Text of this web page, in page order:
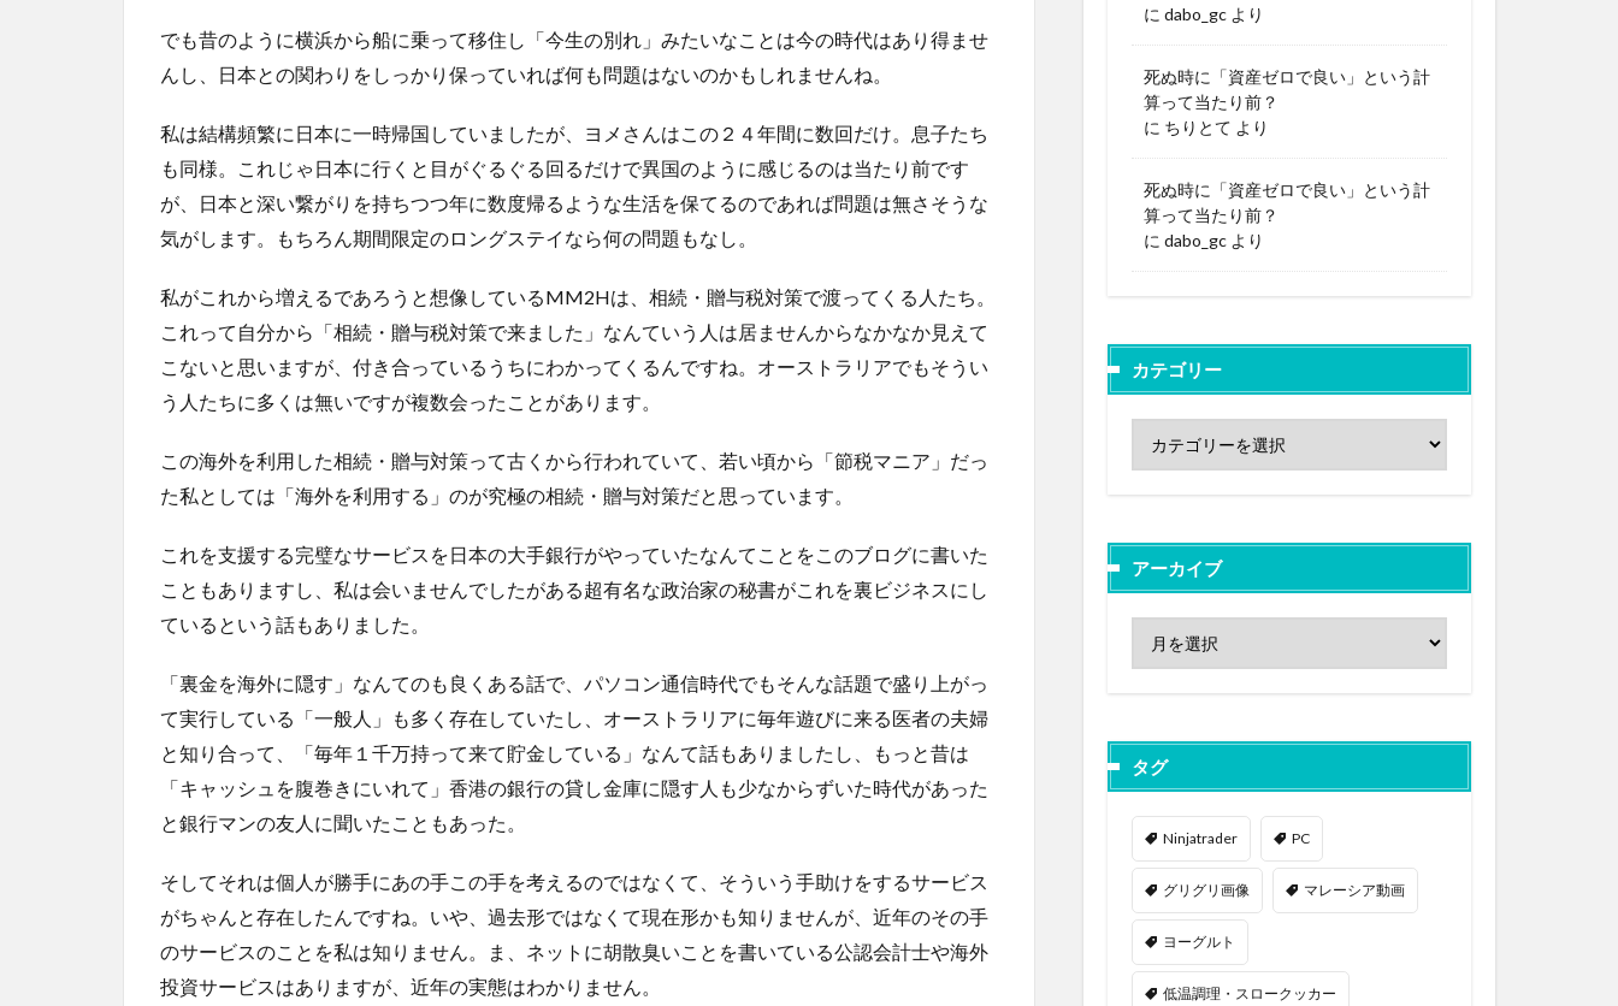
でも昔のように横浜から船に乗って移住し「今生の別れ」みたいなことは今の時代はあり得ませ
んし、日本との関わりをしっかり保っていれば何も問題はないのかもしれませんね。
私は結構頻繁に日本に一時帰国していましたが、ヨメさんはこの２４年間に数回だけ。息子たち
も同様。これじゃ日本に行くと目がぐるぐる回るだけで異国のように感じるのは当たり前です
が、日本と深い繋がりを持ちつつ年に数度帰るような生活を保てるのであれば問題は無さそうな
気がします。もちろん期間限定のロングステイなら何の問題もなし。
私がこれから増えるであろうと想像しているMM2Hは、相続・贈与税対策で渡ってくる人たち。
これって自分から「相続・贈与税対策で来ました」なんていう人は居ませんからなかなか見えて
こないと思いますが、付き合っているうちにわかってくるんですね。オーストラリアでもそうい
う人たちに多くは無いですが複数会ったことがあります。
この海外を利用した相続・贈与対策って古くから行われていて、若い頃から「節税マニア」だっ
た私としては「海外を利用する」のが究極の相続・贈与対策だと思っています。
これを支援する完璧なサービスを日本の大手銀行がやっていたなんてことをこのブログに書いた
こともありますし、私は会いませんでしたがある超有名な政治家の秘書がこれを裏ビジネスにし
ているという話もありました。
「裏金を海外に隠す」なんてのも良くある話で、パソコン通信時代でもそんな話題で盛り上がっ
て実行している「一般人」も多く存在していたし、オーストラリアに毎年遊びに来る医者の夫婦
と知り合って、「毎年１千万持って来て貯金している」なんて話もありましたし、もっと昔は
「キャッシュを腹巻きにいれて」香港の銀行の貸し金庫に隠す人も少なからずいた時代があった
と銀行マンの友人に聞いたこともあった。
そしてそれは個人が勝手にあの手この手を考えるのではなくて、そういう手助けをするサービス
がちゃんと存在したんですね。いや、過去形ではなくて現在形かも知りませんが、近年のその手
のサービスのことを私は知りません。ま、ネットに胡散臭いことを書いている公認会計士や海外
投資サービスはありますが、近年の実態はわかりません。
に dabo_gc より
死ぬ時に「資産ゼロで良い」という計
算って当たり前？
に ちりとて より
死ぬ時に「資産ゼロで良い」という計
算って当たり前？
に dabo_gc より
カテゴリー
アーカイブ
タグ
Ninjatrader PC
グリグリ画像 マレーシア動画
ヨーグルト
低温調理・スロークッカー